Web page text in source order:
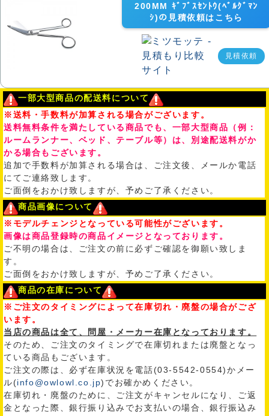
200MM ｷﾞﾌﾞｽｾﾝﾄｳ(ﾍﾞﾙｸﾞﾏﾝ
ｼ)の見積依頼はこちら
見積依頼
一部大型商品の配送料について
※送料・手数料が加算される場合がございます。
送料無料条件を満たしている商品でも、一部大型商品（例：
ルームランナー、ベッド、テーブル等）は、別途配送料がか
かる場合もございます。
追加で手数料が加算される場合は、ご注文後、メールか電話
にてご連絡致します。
ご面倒をおかけ致しますが、予めご了承ください。
商品画像について
※モデルチェンジとなっている可能性がございます。
画像は商品登録時の商品イメージとなっております。
ご不明の場合は、ご注文の前に必ずご確認を御願い致しま
す。
ご面倒をおかけ致しますが、予めご了承ください。
商品の在庫について
※ご注文のタイミングによって在庫切れ・廃盤の場合がござ
います。
当店の商品は全て、問屋・メーカー在庫となっております。
そのため、ご注文のタイミングで在庫切れまたは廃盤となっ
ている商品もございます。
ご注文の際は、必ず在庫状況を電話(03-5542-0554)かメー
ル(info@owlowl.co.jp)でお確かめください。
在庫切れ・廃盤のために、ご注文がキャンセルになり、ご返
金となった際、銀行振り込みでお支払いの場合、銀行振込み